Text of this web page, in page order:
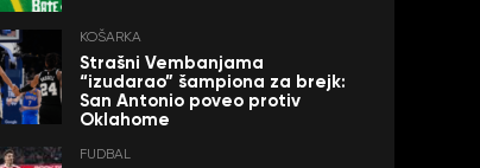
KOŠARKA
Strašni Vembanjama
“izudarao” šampiona za brejk:
San Antonio poveo protiv
Oklahome
FUDBAL